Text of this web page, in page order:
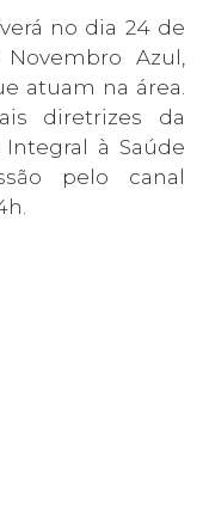
no dia 24 de
Azul,
atuam na área.
diretrizes da
à Saúde
pelo canal